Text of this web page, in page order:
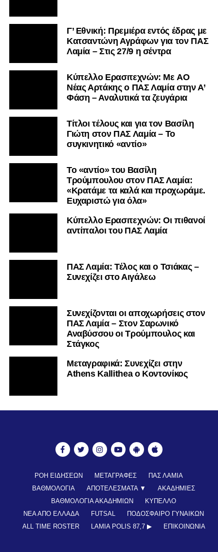
Γ’ Εθνική: Πρεμιέρα εντός έδρας με
Κατσαντώνη Αγράφων για τον ΠΑΣ
Λαμία – Στις 27/9 η σέντρα
Kύπελλο Ερασιτεχνών: Με AO
Nέας Αρτάκης ο ΠΑΣ Λαμία στην Α’
Φάση – Αναλυτικά τα ζευγάρια
Τίτλοι τέλους και για τον Βασίλη
Γιώτη στον ΠΑΣ Λαμία – Το
συγκινητικό «αντίο»
Το «αντίο» του Βασίλη
Τρούμπουλου στον ΠΑΣ Λαμία:
«Κρατάμε τα καλά και προχωράμε.
Ευχαριστώ για όλα»
Κύπελλο Ερασιτεχνών: Οι πιθανοί
αντίπαλοι του ΠΑΣ Λαμία
ΠΑΣ Λαμία: Τέλος και ο Τσιάκας –
Συνεχίζει στο Αιγάλεω
Συνεχίζονται οι αποχωρήσεις στον
ΠΑΣ Λαμία – Στον Σαρωνικό
Αναβύσσου οι Τρούμπουλος και
Στάγκος
Mεταγραφικά: Συνεχίζει στην
Athens Kallithea ο Κοντονίκος
ΡΟΗ ΕΙΔΗΣΕΩΝ ΜΕΤΑΓΡΑΦΕΣ
ΠΑΣ ΛΑΜΙΑ
ΒΑΘΜΟΛΟΓΙΑ
ΑΠΟΤΕΛΕΣΜΑΤΑ ▼
ΑΚΑΔΗΜΙΕΣ
ΒΑΘΜΟΛΟΓΙΑ ΑΚΑΔΗΜΙΩΝ
ΚΥΠΕΛΛΟ
ΝΕΑ ΑΠΟ ΕΛΛΑΔΑ
FUTSAL
ΠΟΔΟΣΦΑΙΡΟ ΓΥΝΑΙΚΩΝ
ALL TIME ROSTER
LAMIA POLIS 87,7 ▶︎ ΕΠΙΚΟΙΝΩΝΊΑ